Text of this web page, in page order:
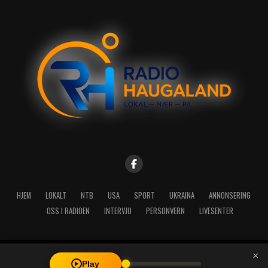
HJEM LOKALT NTB USA SPORT UKRAINA
ANNONSERING
OSS I RADIOEN
INTERVJU PERSONVERN LIVESENTER
Copyright © 2026 A-Media AS | Radio Haugaland - Haraldsgata 114,
Play
×